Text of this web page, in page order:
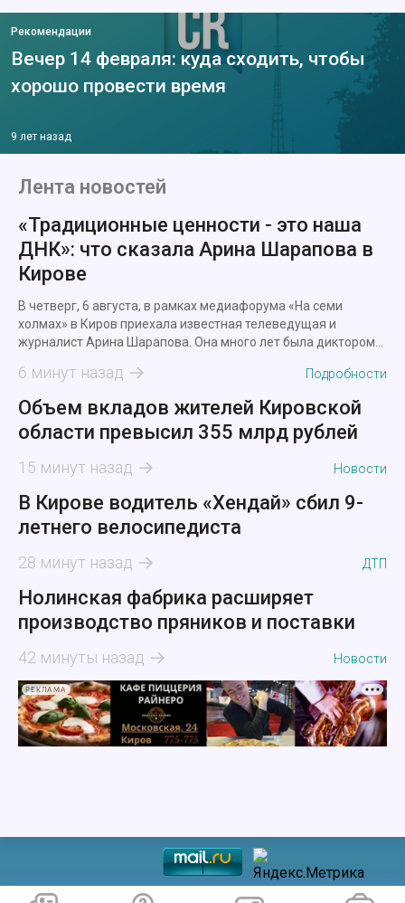
Рекомендации
Вечер 14 февраля: куда сходить, чтобы
хорошо провести время
9 лет назад
Лента новостей
«Традиционные ценности - это наша
ДНК»: что сказала Арина Шарапова в
Кирове
В четверг, 6 августа, в рамках медиафорума «На семи
холмах» в Киров приехала известная телеведущая и
журналист Арина Шарапова. Она много лет была диктором
канале.
6 минут назад Подробности
Объем вкладов жителей Кировской
области превысил 355 млрд рублей
15 минут назад Новости
В Кирове водитель «Хендай» сбил 9-
летнего велосипедиста
28 минут назад ДТП
Нолинская фабрика расширяет
производство пряников и поставки
42 минуты назад Новости
РЕКЛАМА